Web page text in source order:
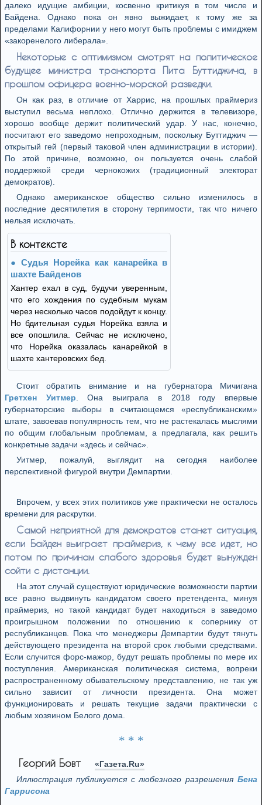
далеко идущие амбиции, косвенно критикуя в том числе и
Байдена. Однако пока он явно выжидает, к тому же за
пределами Калифорнии у него могут быть проблемы с имиджем
«закоренелого либерала».
Некоторые с оптимизмом смотрят на политическое
будущее министра транспорта Пита Буттиджича, в
прошлом офицера военно-морской разведки.
Он как раз, в отличие от Харрис, на прошлых праймериз
выступил весьма неплохо. Отлично держится в телевизоре,
хорошо вообще держит политический удар. У нас, конечно,
посчитают его заведомо непроходным, поскольку Буттиджич —
открытый гей (первый таковой член администрации в истории).
По этой причине, возможно, он пользуется очень слабой
поддержкой среди чернокожих (традиционный электорат
демократов).
Однако американское общество сильно изменилось в
последние десятилетия в сторону терпимости, так что ничего
нельзя исключать.
В контексте
Судья Норейка как канарейка в
шахте Байденов
Хантер ехал в суд, будучи уверенным,
что его хождения по судебным мукам
через несколько часов подойдут к концу.
Но бдительная судья Норейка взяла и
все опошлила. Сейчас не исключено,
что Норейка оказалась канарейкой в
шахте хантеровских бед.
Стоит обратить внимание и на губернатора Мичигана
Гретхен Уитмер . Она выиграла в 2018 году впервые
губернаторские выборы в считающемся «республиканским»
штате, завоевав популярность тем, что не растекалась мыслями
по общим глобальным проблемам, а предлагала, как решить
конкретные задачи «здесь и сейчас».
Уитмер, пожалуй, выглядит на сегодня наиболее
перспективной фигурой внутри Демпартии.
Впрочем, у всех этих политиков уже практически не осталось
времени для раскрутки.
Самой неприятной для демократов станет ситуация,
если Байден выиграет праймериз, к чему все идет, но
потом по причинам слабого здоровья будет вынужден
сойти с дистанции.
На этот случай существуют юридические возможности партии
все равно выдвинуть кандидатом своего претендента, минуя
праймериз, но такой кандидат будет находиться в заведомо
проигрышном положении по отношению к сопернику от
республиканцев. Пока что менеджеры Демпартии будут тянуть
действующего президента на второй срок любыми средствами.
Если случится форс-мажор, будут решать проблемы по мере их
поступления. Американская политическая система, вопреки
распространенному обывательскому представлению, не так уж
сильно зависит от личности президента. Она может
функционировать и решать текущие задачи практически с
любым хозяином Белого дома.
* * *
Георгий Бовт
«Газета.Ru»
Иллюстрация публикуется с любезного разрешения Бена
Гаррисона